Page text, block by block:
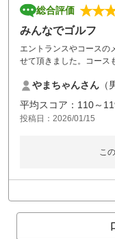
総合評価
みんなでゴルフ
エントランスやコースの
せて頂きました。コース
やまちゃんさん （
平均スコア：110～
投稿日：2026/01/15
こ